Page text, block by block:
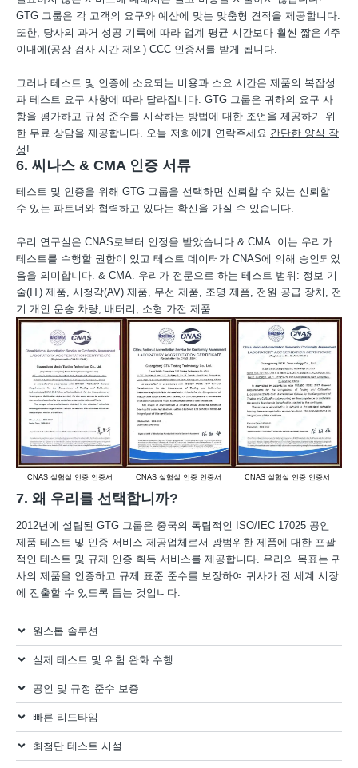
GTG 그룹은 각 고객의 요구와 예산에 맞는 맞춤형 견적을 제공합니다.
또한, 당사의 과거 성공 기록에 따라 업계 평균 시간보다 훨씬 짧은 4주
이내에(공장 검사 시간 제외) CCC 인증서를 받게 됩니다.
그러나 테스트 및 인증에 소요되는 비용과 소요 시간은 제품의 복잡성
과 테스트 요구 사항에 따라 달라집니다. GTG 그룹은 귀하의 요구 사
항을 평가하고 규정 준수를 시작하는 방법에 대한 조언을 제공하기 위
한 무료 상담을 제공합니다. 오늘 저희에게 연락주세요 간단한 양식 작
성 !
6. 씨나스 & CMA 인증 서류
테스트 및 인증을 위해 GTG 그룹을 선택하면 신뢰할 수 있는 신뢰할
수 있는 파트너와 협력하고 있다는 확신을 가질 수 있습니다.
우리 연구실은 CNAS로부터 인정을 받았습니다 & CMA. 이는 우리가
테스트를 수행할 권한이 있고 테스트 데이터가 CNAS에 의해 승인되었
음을 의미합니다. & CMA. 우리가 전문으로 하는 테스트 범위: 정보 기
술(IT) 제품, 시청각(AV) 제품, 무선 제품, 조명 제품, 전원 공급 장치, 전
기 개인 운송 차량, 배터리, 소형 가전 제품...
CNAS 실험실 인증 인증서 CNAS 실험실 인증 인증서 CNAS 실험실 인증 인증서
7. 왜 우리를 선택합니까?
2012년에 설립된 GTG 그룹은 중국의 독립적인 ISO/IEC 17025 공인
제품 테스트 및 인증 서비스 제공업체로서 광범위한 제품에 대한 포괄
적인 테스트 및 규제 인증 획득 서비스를 제공합니다. 우리의 목표는 귀
사의 제품을 인증하고 규제 표준 준수를 보장하여 귀사가 전 세계 시장
에 진출할 수 있도록 돕는 것입니다.
원스톱 솔루션
실제 테스트 및 위험 완화 수행
공인 및 규정 준수 보증
빠른 리드타임
최첨단 테스트 시설